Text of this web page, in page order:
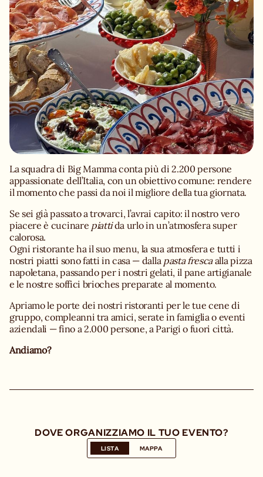
La squadra di Big Mamma conta più di 2.200 persone
appassionate dell’Italia, con un obiettivo comune: rendere
il momento che passi da noi il migliore della tua giornata.
Se sei già passato a trovarci, l’avrai capito: il nostro vero
piacere è cucinare piattida urlo in un’atmosfera super
calorosa.
Ogni ristorante ha il suo menu, la sua atmosfera e tutti i
nostri piatti sono fatti in casa — dalla pasta frescaalla pizza
napoletana, passando per i nostri gelati, il pane artigianale
e le nostre soffici brioches preparate al momento.
Apriamo le porte dei nostri ristoranti per le tue cene di
gruppo, compleanni tra amici, serate in famiglia o eventi
aziendali — fino a 2.000 persone, a Parigi o fuori città.
Andiamo?
DOVE ORGANIZZIAMO IL TUO EVENTO?
LISTA MAPPA